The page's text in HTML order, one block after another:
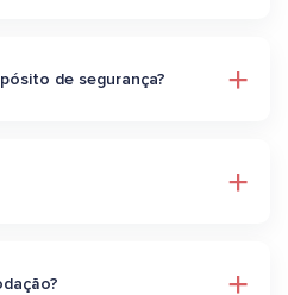
de segurança?